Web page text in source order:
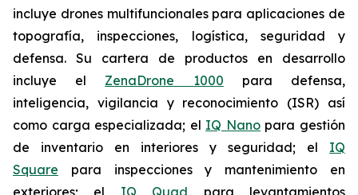
incluye drones multifuncionales para aplicaciones de
topografía, inspecciones, logística, seguridad y
defensa. Su cartera de productos en desarrollo
incluye el ZenaDrone 1000 para defensa,
inteligencia, vigilancia y reconocimiento (ISR) así
como carga especializada; el IQ Nanopara gestión
de inventario en interiores y seguridad; el IQ
Square para inspecciones y mantenimiento en
exteriores; el IQ Quad para levantamientos